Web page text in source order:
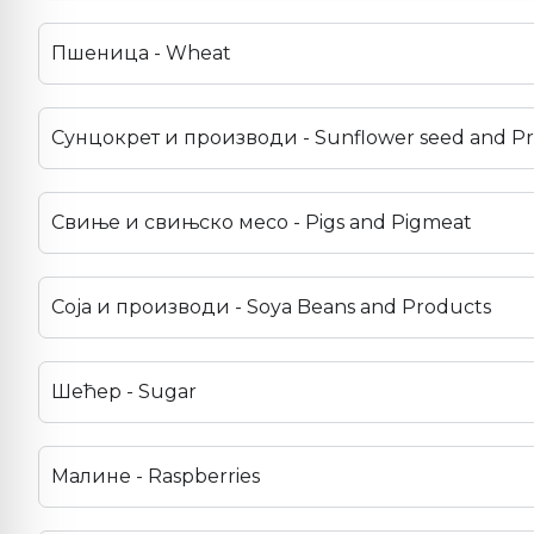
Пшеница - Wheat
Сунцокрет и производи - Sunflower seed and
Свиње и свињско месо - Pigs and Pigmeat
Соја и производи - Soya Beans and Products
Шећер - Sugar
Малине - Raspberries